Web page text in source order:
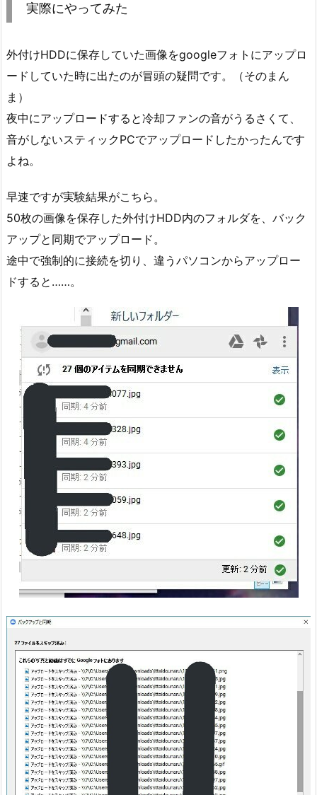
実際にやってみた
外付けHDDに保存していた画像をgoogleフォトにアップロ
ードしていた時に出たのが冒頭の疑問です。（そのまん
ま）
夜中にアップロードすると冷却ファンの音がうるさくて、
音がしないスティックPCでアップロードしたかったんです
よね。
早速ですが実験結果がこちら。
50枚の画像を保存した外付けHDD内のフォルダを、バック
アップと同期でアップロード。
途中で強制的に接続を切り、違うパソコンからアップロー
ドすると……。